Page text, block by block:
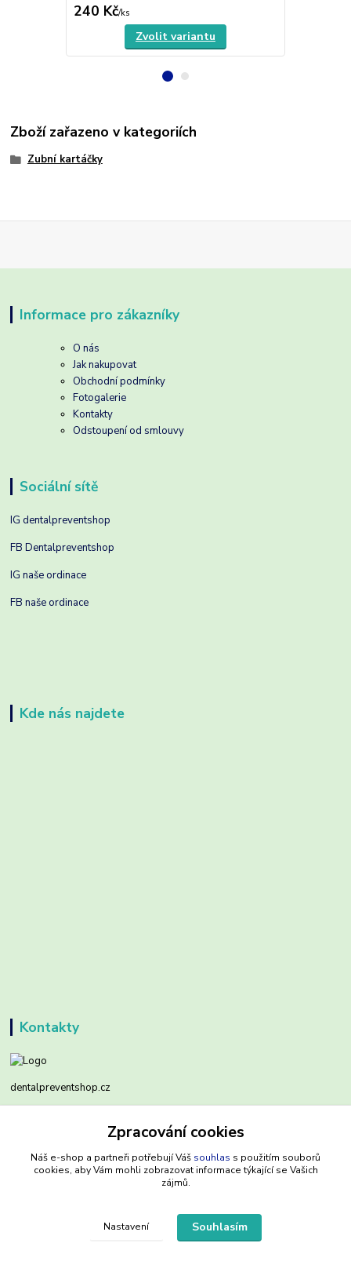
240 Kč/ks
Zvolit variantu
Zboží zařazeno v kategoriích
Zubní kartáčky
Informace pro zákazníky
O nás
Jak nakupovat
Obchodní podmínky
Fotogalerie
Kontakty
Odstoupení od smlouvy
Sociální sítě
IG dentalpreventshop
FB Dentalpreventshop
IG naše ordinace
FB naše ordinace
Kde nás najdete
Kontakty
dentalpreventshop.cz
+420721639204
(Po-Pá, 8-16 hod.)
Zpracování cookies
Náš e-shop a partneři potřebují Váš souhlas s použitím souborů
cookies, aby Vám mohli zobrazovat informace týkající se Vašich
zájmů.
Nastavení Souhlasím